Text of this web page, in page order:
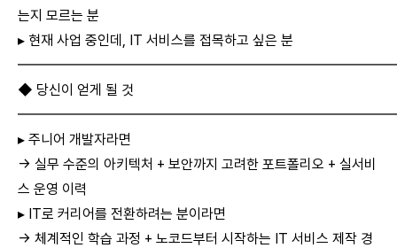
는지 모르는 분
▸ 현재 사업 중인데, IT 서비스를 접목하고 싶은 분
◆ 당신이 얻게 될 것
▸ 주니어 개발자라면
→ 실무 수준의 아키텍처 + 보안까지 고려한 포트폴리오 + 실서비
스 운영 이력
▸ IT로 커리어를 전환하려는 분이라면
→ 체계적인 학습 과정 + 노코드부터 시작하는 IT 서비스 제작 경